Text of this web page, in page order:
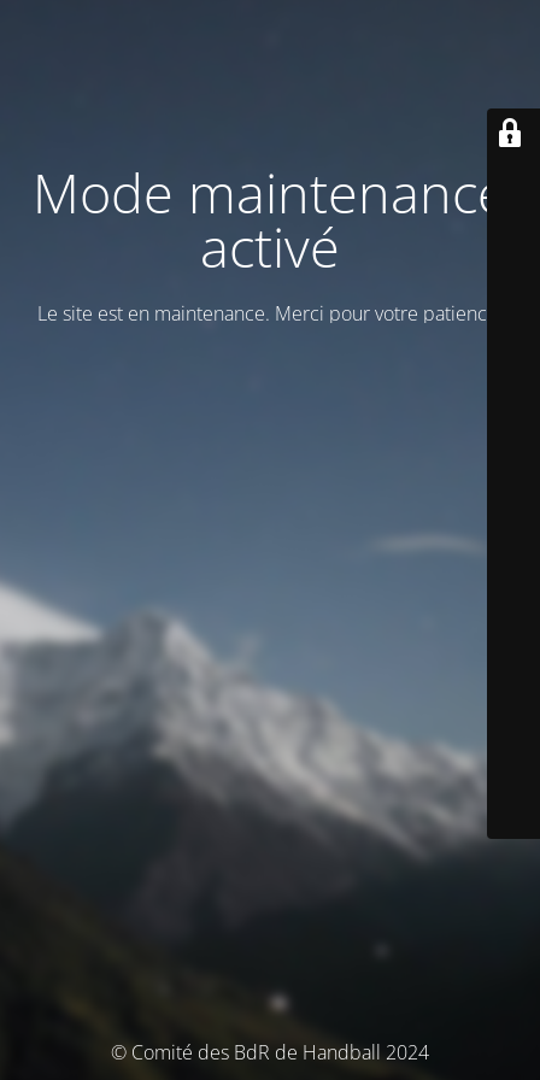
Mode maintenance
activé
Le site est en maintenance. Merci pour votre patience!
© Comité des BdR de Handball 2024